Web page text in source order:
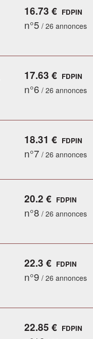
16.73 € FDPIN
n°5 / 26 annonces
17.63 € FDPIN
n°6 / 26 annonces
18.31 € FDPIN
n°7 / 26 annonces
20.2 € FDPIN
n°8 / 26 annonces
22.3 € FDPIN
n°9 / 26 annonces
22.85 € FDPIN